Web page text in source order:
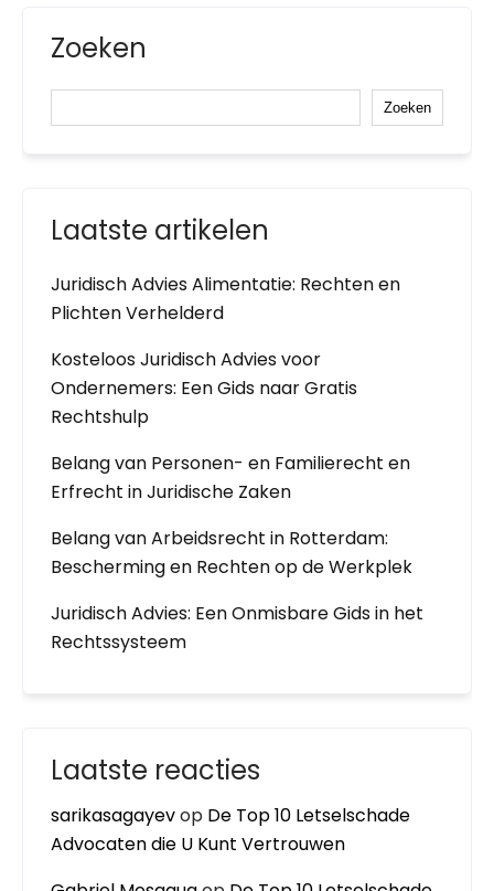
Zoeken
Zoeken
Laatste artikelen
Juridisch Advies Alimentatie: Rechten en
Plichten Verhelderd
Kosteloos Juridisch Advies voor
Ondernemers: Een Gids naar Gratis
Rechtshulp
Belang van Personen- en Familierecht en
Erfrecht in Juridische Zaken
Belang van Arbeidsrecht in Rotterdam:
Bescherming en Rechten op de Werkplek
Juridisch Advies: Een Onmisbare Gids in het
Rechtssysteem
Laatste reacties
sarikasagayevop De Top 10 Letselschade
Advocaten die U Kunt Vertrouwen